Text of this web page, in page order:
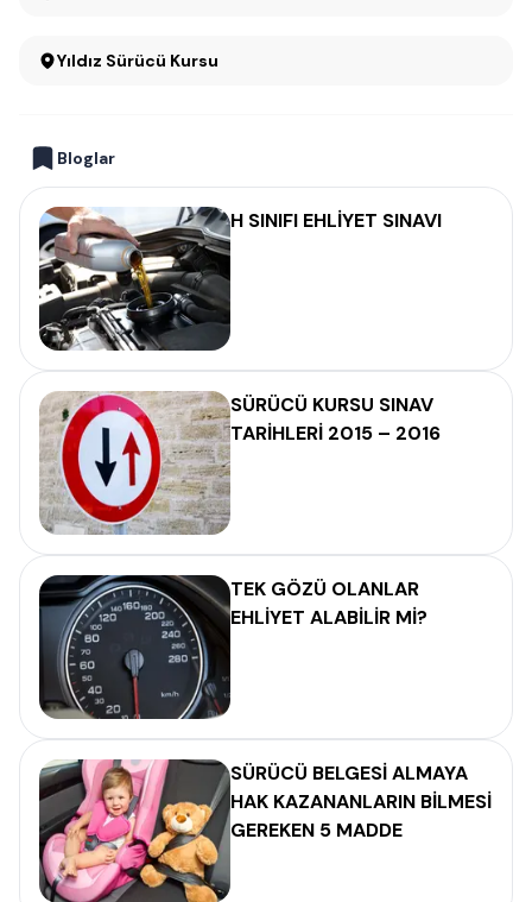
Yıldız Sürücü Kursu
Bloglar
H SINIFI EHLİYET SINAVI
SÜRÜCÜ KURSU SINAV
TARİHLERİ 2015 – 2016
TEK GÖZÜ OLANLAR
EHLİYET ALABİLİR Mİ?
SÜRÜCÜ BELGESİ ALMAYA
HAK KAZANANLARIN BİLMESİ
GEREKEN 5 MADDE